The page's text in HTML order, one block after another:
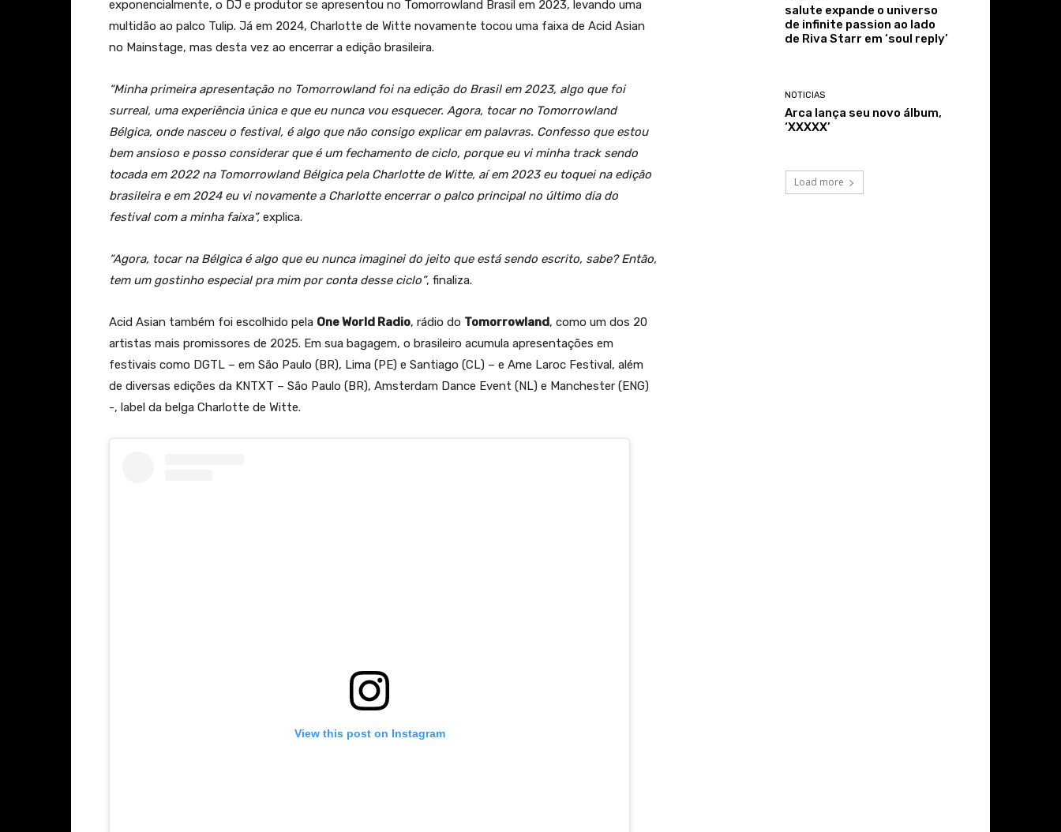
exponencialmente, o DJ e produtor se apresentou no Tomorrowland Brasil em 2023, levando uma
multidão ao palco Tulip. Já em 2024, Charlotte de Witte novamente tocou uma faixa de Acid Asian
no Mainstage, mas desta vez ao encerrar a edição brasileira.
“Minha primeira apresentação no Tomorrowland foi na edição do Brasil em 2023, algo que foi
surreal, uma experiência única e que eu nunca vou esquecer. Agora, tocar no Tomorrowland
Bélgica, onde nasceu o festival, é algo que não consigo explicar em palavras. Confesso que estou
bem ansioso e posso considerar que é um fechamento de ciclo, porque eu vi minha track sendo
tocada em 2022 na Tomorrowland Bélgica pela Charlotte de Witte, aí em 2023 eu toquei na edição
brasileira e em 2024 eu vi novamente a Charlotte encerrar o palco principal no último dia do
festival com a minha faixa”, explica.
“Agora, tocar na Bélgica é algo que eu nunca imaginei do jeito que está sendo escrito, sabe? Então,
tem um gostinho especial pra mim por conta desse ciclo”, finaliza.
Acid Asian também foi escolhido pela One World Radio, rádio do Tomorrowland, como um dos 20
artistas mais promissores de 2025. Em sua bagagem, o brasileiro acumula apresentações em
festivais como DGTL – em São Paulo (BR), Lima (PE) e Santiago (CL) – e Ame Laroc Festival, além
de diversas edições da KNTXT – São Paulo (BR), Amsterdam Dance Event (NL) e Manchester (ENG)
-, label da belga Charlotte de Witte.
View this post on Instagram
salute expande o universo
de infinite passion ao lado
de Riva Starr em ‘soul reply’
NOTICIAS
Arca lança seu novo álbum,
‘XXXXX’
Load more